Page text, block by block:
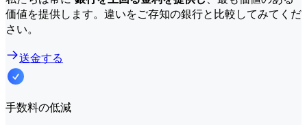
価値を提供します。違いをご存知の銀行と比較してみてくだ
さい。
送金する
手数料の低減